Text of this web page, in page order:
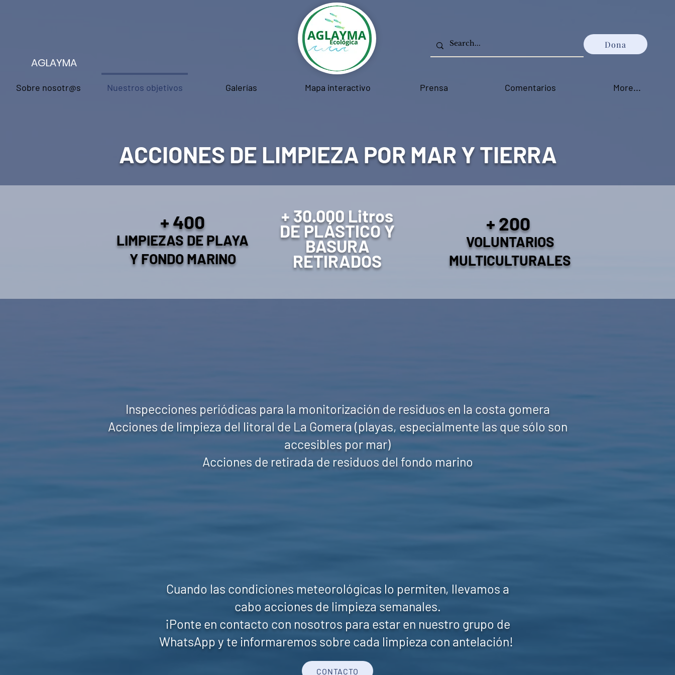
Dona
Sobre nosotr@s Nuestros objetivos Galerías Mapa interactivo Prensa Comentarios More...
ACCIONES DE LIMPIEZA POR MAR Y TIERRA
+ 400
LIMPIEZAS DEPLAYA
Y FONDO MARINO
+ 30.000 Litros
DE PLÁSTICO Y
BASURA
RETIRADOS
+ 200
VOLUNTARIOS
MULTICULTURALES
Inspecciones periódicas para la monitorización de residuos en la costa gomera
Acciones de limpieza del litoral de La Gomera (playas, especialmente las que sólo son
accesibles por mar)
Acciones de retirada de residuos del fondo marino
Cuando las condiciones meteorológicas lo permiten, llevamos a
cabo acciones de limpieza semanales.
¡Ponte en contacto con nosotros para estar en nuestro grupo de
WhatsApp y te informaremos sobre cada limpieza con antelación!
CONTACTO
AGLAYMA